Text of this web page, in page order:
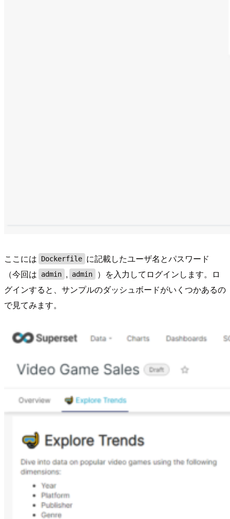
ここには Dockerfile に記載したユーザ名とパスワード
（今回は
admin , admin
）を入力してログインします。ロ
グインすると、サンプルのダッシュボードがいくつかあるの
で見てみます。